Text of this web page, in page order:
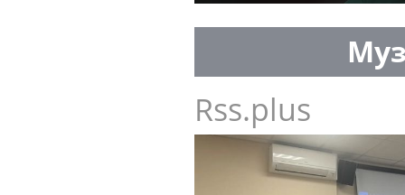
Rss.plus